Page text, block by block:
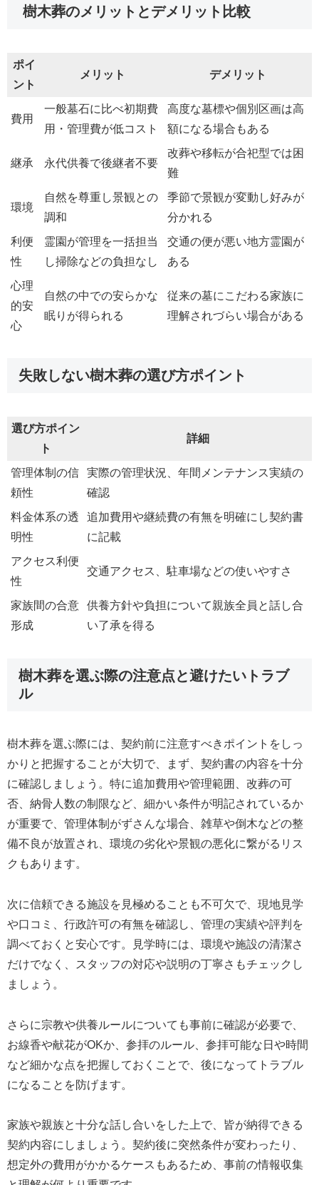
樹木葬のメリットとデメリット比較
ポイ
ント
メリット デメリット
費用
一般墓石に比べ初期費
用・管理費が低コスト
高度な墓標や個別区画は高
額になる場合もある
継承 永代供養で後継者不要
改葬や移転が合祀型では困
難
環境
自然を尊重し景観との
調和
季節で景観が変動し好みが
分かれる
利便
性
霊園が管理を一括担当
し掃除などの負担なし
交通の便が悪い地方霊園が
ある
心理
的安
心
自然の中での安らかな
眠りが得られる
従来の墓にこだわる家族に
理解されづらい場合がある
失敗しない樹木葬の選び方ポイント
選び方ポイン
ト
詳細
管理体制の信
頼性
実際の管理状況、年間メンテナンス実績の
確認
料金体系の透
明性
追加費用や継続費の有無を明確にし契約書
に記載
アクセス利便
性
交通アクセス、駐車場などの使いやすさ
家族間の合意
形成
供養方針や負担について親族全員と話し合
い了承を得る
樹木葬を選ぶ際の注意点と避けたいトラブ
ル
樹木葬を選ぶ際には、契約前に注意すべきポイントをしっ
かりと把握することが大切で、まず、契約書の内容を十分
に確認しましょう。特に追加費用や管理範囲、改葬の可
否、納骨人数の制限など、細かい条件が明記されているか
が重要で、管理体制がずさんな場合、雑草や倒木などの整
備不良が放置され、環境の劣化や景観の悪化に繋がるリス
クもあります。
次に信頼できる施設を見極めることも不可欠で、現地見学
や口コミ、行政許可の有無を確認し、管理の実績や評判を
調べておくと安心です。見学時には、環境や施設の清潔さ
だけでなく、スタッフの対応や説明の丁寧さもチェックし
ましょう。
さらに宗教や供養ルールについても事前に確認が必要で、
お線香や献花がOKか、参拝のルール、参拝可能な日や時間
など細かな点を把握しておくことで、後になってトラブル
になることを防げます。
家族や親族と十分な話し合いをした上で、皆が納得できる
契約内容にしましょう。契約後に突然条件が変わったり、
想定外の費用がかかるケースもあるため、事前の情報収集